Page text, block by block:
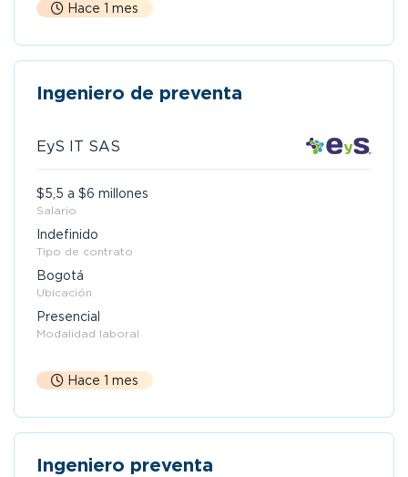
Hace 1 mes
Ingeniero de preventa
EyS IT SAS
$5,5 a $6 millones
Salario
Indefinido
Tipo de contrato
Bogotá
Ubicación
Presencial
Modalidad laboral
Hace 1 mes
Ingeniero preventa